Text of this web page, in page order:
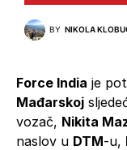
BY NIKOLA
Force India je
Mađarskoj
vozač, Nikita
naslov u DTM-u,